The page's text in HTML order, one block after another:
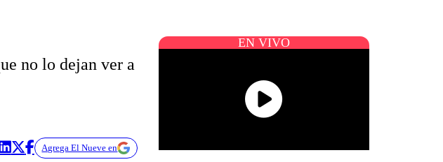
no lo dejan ver a
Agrega El Nueve en
EN VIVO